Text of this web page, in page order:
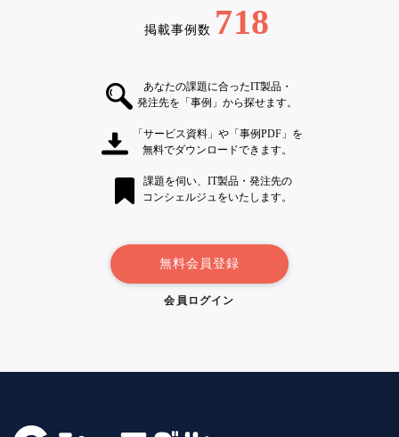
掲載事例数 718
あなたの課題に合ったIT製品・
発注先を「事例」から探せます。
「サービス資料」や「事例PDF」を
無料でダウンロードできます。
課題を伺い、IT製品・発注先の
コンシェルジュをいたします。
無料会員登録
会員ログイン